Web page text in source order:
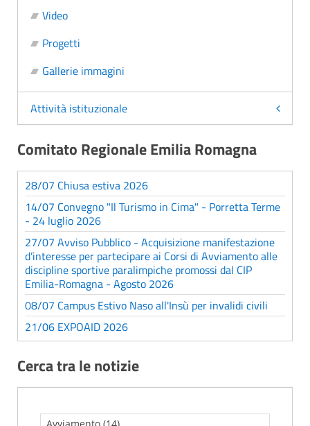
Video
Progetti
Gallerie immagini
Attività istituzionale
Comitato Regionale Emilia Romagna
28/07 Chiusa estiva 2026
14/07 Convegno "Il Turismo in Cima" - Porretta Terme
- 24 luglio 2026
27/07 Avviso Pubblico - Acquisizione manifestazione
d’interesse per partecipare ai Corsi di Avviamento alle
discipline sportive paralimpiche promossi dal CIP
Emilia-Romagna - Agosto 2026
08/07 Campus Estivo Naso all'Insù per invalidi civili
21/06 EXPOAID 2026
Cerca tra le notizie